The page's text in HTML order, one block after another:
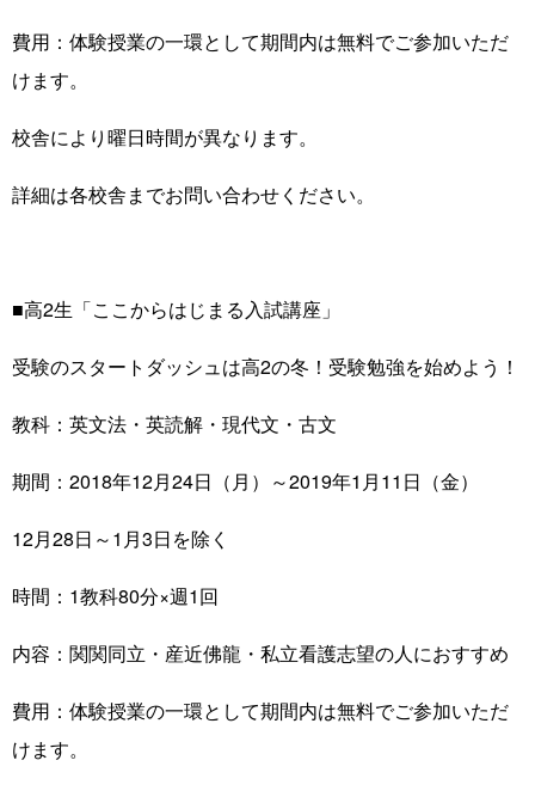
費用：体験授業の一環として期間内は無料でご参加いただ
けます。
校舎により曜日時間が異なります。
詳細は各校舎までお問い合わせください。
■高2生「ここからはじまる入試講座」
受験のスタートダッシュは高2の冬！受験勉強を始めよう！
教科：英文法・英読解・現代文・古文
期間：2018年12月24日（月）～2019年1月11日（金）
12月28日～1月3日を除く
時間：1教科80分×週1回
内容：関関同立・産近佛龍・私立看護志望の人におすすめ
費用：体験授業の一環として期間内は無料でご参加いただ
けます。